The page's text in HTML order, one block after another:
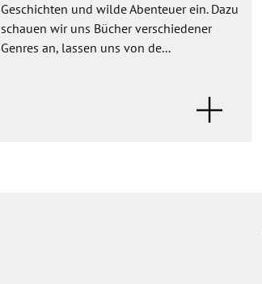
Geschichten und wilde Abenteuer ein. Dazu
schauen wir uns Bücher verschiedener
Genres an, lassen uns von de...